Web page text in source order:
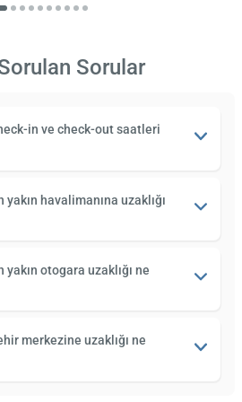
Sorular
in ve check-out saatleri
havalimanına uzaklığı
otogara uzaklığı ne
merkezine uzaklığı ne